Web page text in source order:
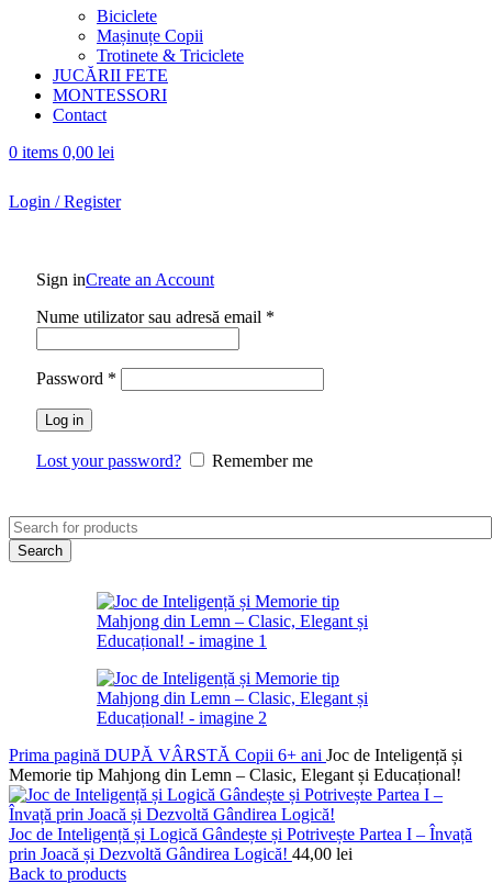
Biciclete
Mașinuțe Copii
Trotinete & Triciclete
JUCĂRII FETE
MONTESSORI
Contact
0 items 0,00 lei
Login / Register
Sign inCreate an Account
Nume utilizator sau adresă email *
Password *
Log in
Lost your password? Remember me
Search
Prima pagină DUPĂ VÂRSTĂ Copii 6+ ani Joc de Inteligență și
Memorie tip Mahjong din Lemn – Clasic, Elegant și Educațional!
Joc de Inteligență și Logică Gândește și Potrivește Partea I – Învață
prin Joacă și Dezvoltă Gândirea Logică! 44,00 lei
Back to products